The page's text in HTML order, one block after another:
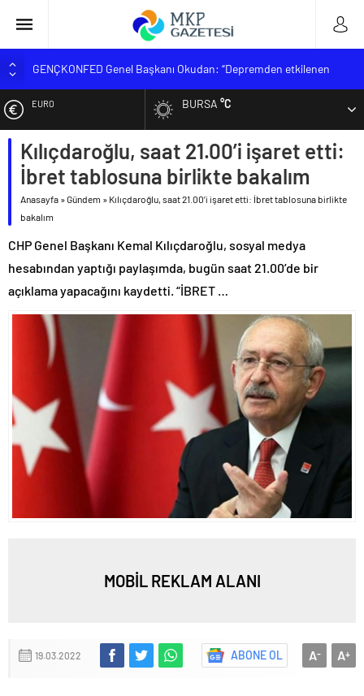
GENÇKONFED Genel Başkanı Okudan: “Depremden etkilenen
Zorlu TÖRE ‘Şehitlerimizi Rahmetle Anıyorum’
MUSTAFAKEMALPAŞA MESLEK YÜKSEKOKULU YENİ
ÖĞRENCİLERİNİ BEKLİYOR
BİK Genel Müdürü Erkılınç; ‘Sahte trafik akışına müsaade
etmeyeceğiz’
EURO
ALTIN
BİST
BURSA°C
Kılıçdaroğlu, saat 21.00’i işaret etti:
İbret tablosuna birlikte bakalım
Anasayfa »Gündem » Kılıçdaroğlu, saat 21.00’i işaret etti: İbret tablosuna birlikte
bakalım
CHP Genel Başkanı Kemal Kılıçdaroğlu, sosyal medya
hesabından yaptığı paylaşımda, bugün saat 21.00’de bir
açıklama yapacağını kaydetti. “İBRET …
MOBİL REKLAM ALANI
A+
A-
19.03.2022 ABONE OL